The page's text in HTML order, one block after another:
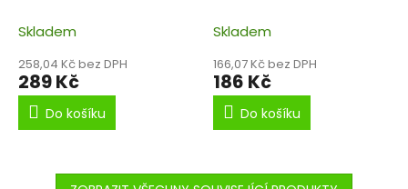
Skladem
258,04 Kč bez DPH
289 Kč
Do košíku
Skladem
166,07 Kč bez DPH
186 Kč
Do košíku